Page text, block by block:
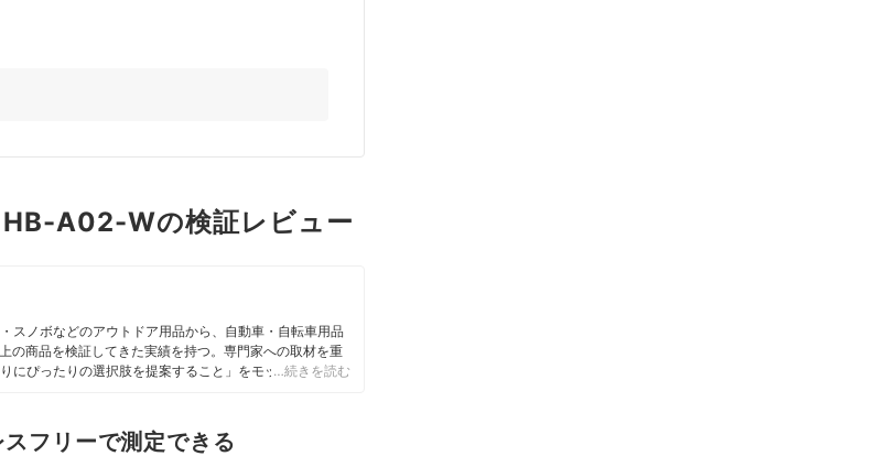
A02-Wの検証レビュー
スノボなどのアウトドア用品から、自動車・自転車用品
の商品を検証してきた実績を持つ。専門家への取材を重
にぴったりの選択肢を提案すること」をモットーに、コ
…続きを読む
フリーで測定できる